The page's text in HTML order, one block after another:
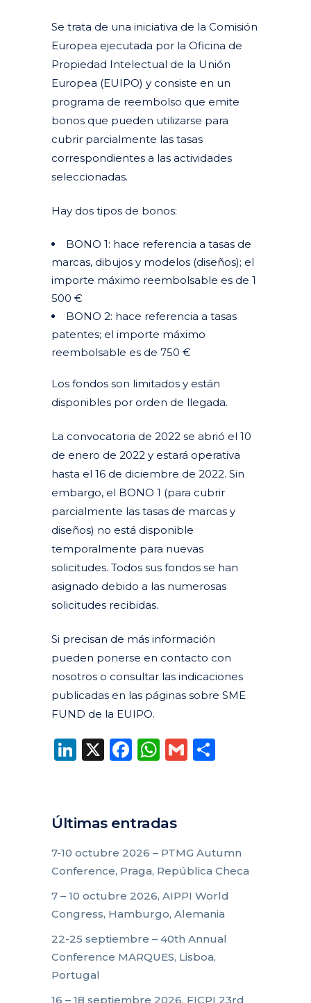
Se trata de una iniciativa de la Comisión
Europea ejecutada por la Oficina de
Propiedad Intelectual de la Unión
Europea (EUIPO) y consiste en un
programa de reembolso que emite
bonos que pueden utilizarse para
cubrir parcialmente las tasas
correspondientes a las actividades
seleccionadas.
Hay dos tipos de bonos:
BONO 1: hace referencia a tasas de
marcas, dibujos y modelos (diseños); el
importe máximo reembolsable es de 1
500 €
BONO 2: hace referencia a tasas
patentes; el importe máximo
reembolsable es de 750 €
Los fondos son limitados y están
disponibles por orden de llegada.
La convocatoria de 2022 se abrió el 10
de enero de 2022 y estará operativa
hasta el 16 de diciembre de 2022. Sin
embargo, el BONO 1 (para cubrir
parcialmente las tasas de marcas y
diseños) no está disponible
temporalmente para nuevas
solicitudes. Todos sus fondos se han
asignado debido a las numerosas
solicitudes recibidas.
Si precisan de más información
pueden ponerse en contacto con
nosotros o consultar las indicaciones
publicadas en las páginas sobre SME
FUND de la EUIPO.
LinkedIn
X Facebook
WhatsApp
Gmail
Últimas entradas
7-10 octubre 2026 – PTMG Autumn
Conference, Praga, República Checa
7 – 10 octubre 2026, AIPPI World
Congress, Hamburgo, Alemania
22-25 septiembre – 40th Annual
Conference MARQUES, Lisboa,
Portugal
16 – 18 septiembre 2026, FICPI 23rd